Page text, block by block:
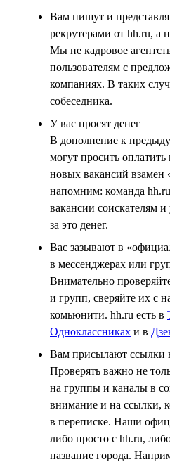
Вам пишут и
рекрутерами от hh.ru, а
Мы не кадровое
пользователям с
компаниях. В таких
собеседника.
У вас просят денег
В дополнение к
могут просить
новых вакансий взамен
напомним: команда
вакансии соискателям
за это денег.
Вас зазывают в
в мессенджерах или
Внимательно
и групп, сверяйте их с
комьюнити. hh.ru есть в
Одноклассниках и в
Вам присылают ссылки
Проверять важно не
на группы и каналы в
внимание и на ссылки,
в переписке. Наши
либо просто с hh.ru,
название города.